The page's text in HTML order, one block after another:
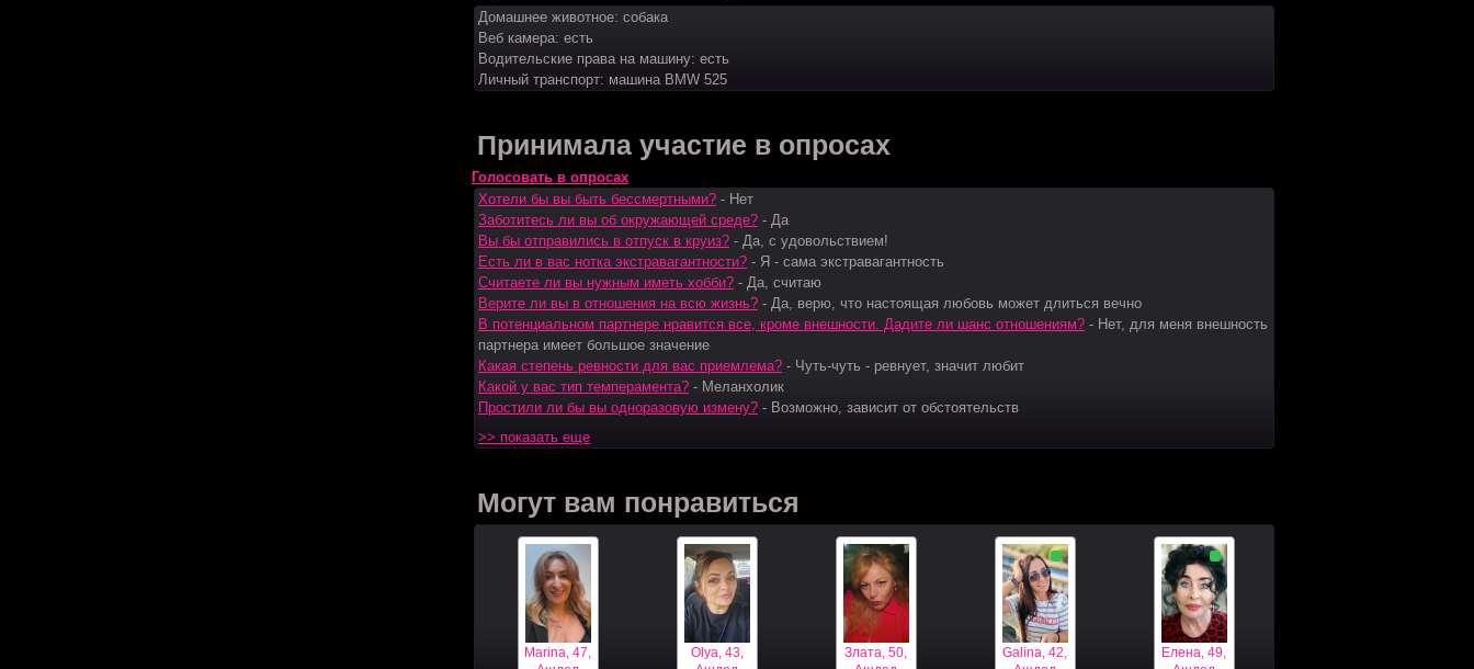
Домашнее животное: собака
Веб камера: есть
Водительские права на машину: есть
Личный транспорт: машина BMW 525
Принимала участие в опросах
Голосовать в опросах
Хотели бы вы быть бессмертными? - Нет
Заботитесь ли вы об окружающей среде? - Да
Вы бы отправились в отпуск в круиз? - Да, с удовольствием!
Есть ли в вас нотка экстравагантности? - Я - сама экстравагантность
Считаете ли вы нужным иметь хобби? - Да, считаю
Верите ли вы в отношения на всю жизнь? - Да, верю, что настоящая любовь может длиться вечно
В потенциальном партнере нравится все, кроме внешности. Дадите ли шанс отношениям? - Нет, для меня внешность
партнера имеет большое значение
Какая степень ревности для вас приемлема? - Чуть-чуть - ревнует, значит любит
Какой у вас тип темперамента? - Меланхолик
Простили ли бы вы одноразовую измену? - Возможно, зависит от обстоятельств
>> показать еще
Могут вам понравиться
Marina, 47,
Olya, 43,
Злата, 50,
Galina, 42,
Елена, 49,